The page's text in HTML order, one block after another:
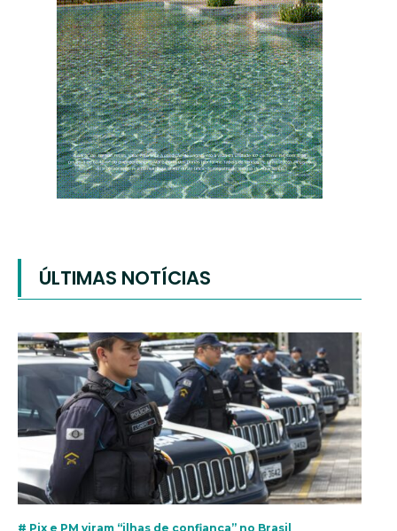
ÚLTIMAS NOTÍCIAS
# Pix e PM viram “ilhas de confiança” no Brasil